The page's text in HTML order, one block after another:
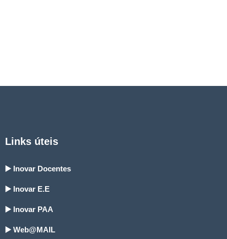
Links úteis
▶️ Inovar Docentes
▶️ Inovar E.E
▶️ Inovar PAA
▶️ Web@MAIL